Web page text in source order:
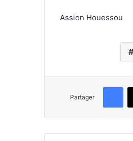
Assion Houessou
Partager